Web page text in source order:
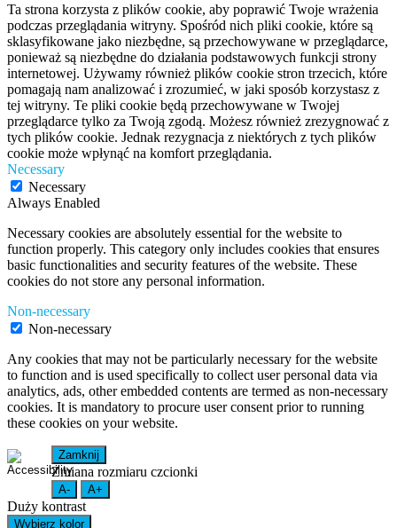
Ta strona korzysta z plików cookie, aby poprawić Twoje wrażenia
podczas przeglądania witryny. Spośród nich pliki cookie, które są
sklasyfikowane jako niezbędne, są przechowywane w przeglądarce,
ponieważ są niezbędne do działania podstawowych funkcji strony
internetowej. Używamy również plików cookie stron trzecich, które
pomagają nam analizować i zrozumieć, w jaki sposób korzystasz z
tej witryny. Te pliki cookie będą przechowywane w Twojej
przeglądarce tylko za Twoją zgodą. Możesz również zrezygnować z
tych plików cookie. Jednak rezygnacja z niektórych z tych plików
cookie może wpłynąć na komfort przeglądania.
Necessary
Necessary
Always Enabled
Necessary cookies are absolutely essential for the website to
function properly. This category only includes cookies that ensures
basic functionalities and security features of the website. These
cookies do not store any personal information.
Non-necessary
Non-necessary
Any cookies that may not be particularly necessary for the website
to function and is used specifically to collect user personal data via
analytics, ads, other embedded contents are termed as non-necessary
cookies. It is mandatory to procure user consent prior to running
these cookies on your website.
Zamknij
Zmiana rozmiaru czcionki
A- A+
Duży kontrast
Wybierz kolor